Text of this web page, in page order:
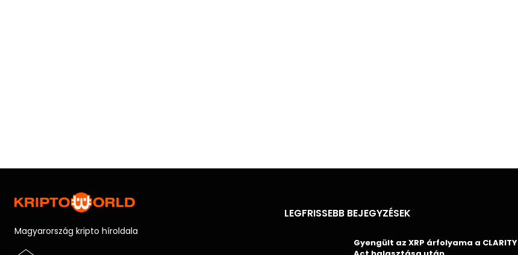
Magyarország kripto híroldala
LEGFRISSEBB BEJEGYZÉSEK
Gyengült az XRP árfolyama a CLARITY